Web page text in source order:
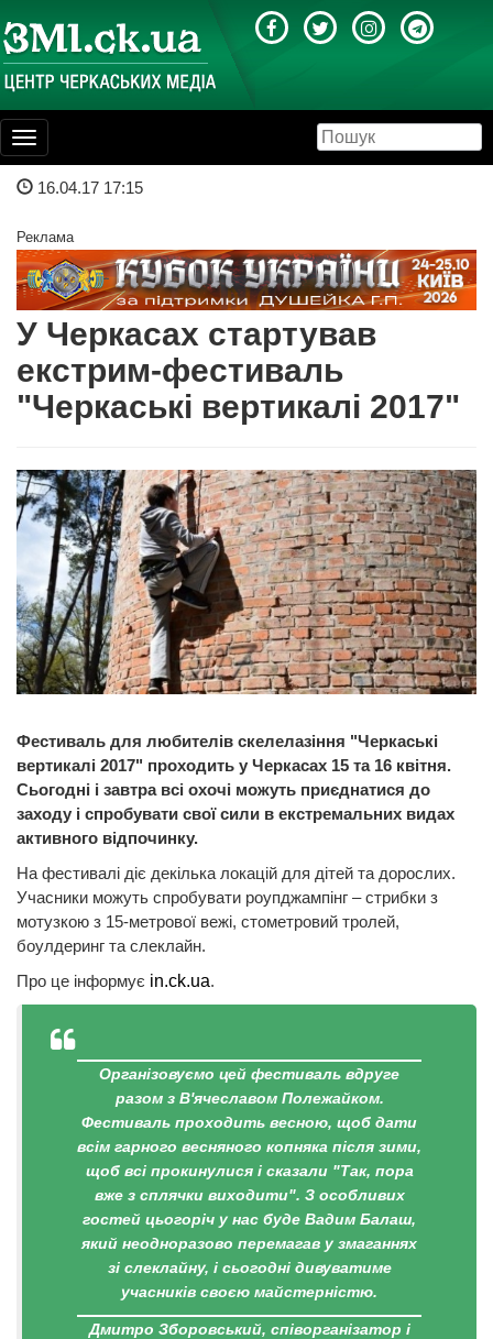
Toggle
navigation
16.04.17 17:15
Реклама
У Черкасах стартував
екстрим-фестиваль
"Черкаські вертикалі 2017"
Фестиваль для любителів скелелазіння "Черкаські
вертикалі 2017" проходить у Черкасах 15 та 16 квітня.
Сьогодні і завтра всі охочі можуть приєднатися до
заходу і спробувати свої сили в екстремальних видах
активного відпочинку.
На фестивалі діє декілька локацій для дітей та дорослих.
Учасники можуть спробувати роупджампінг – стрибки з
мотузкою з 15-метрової вежі, стометровий тролей,
боулдеринг та слеклайн.
Про це інформує in.ck.ua.
Організовуємо цей фестиваль вдруге
разом з В'ячеславом Полежайком.
Фестиваль проходить весною, щоб дати
всім гарного весняного копняка після зими,
щоб всі прокинулися і сказали "Так, пора
вже з сплячки виходити". З особливих
гостей цьогоріч у нас буде Вадим Балаш,
який неодноразово перемагав у змаганнях
зі слеклайну, і сьогодні дивуватиме
учасників своєю майстерністю.
Дмитро Зборовський, співорганізатор і